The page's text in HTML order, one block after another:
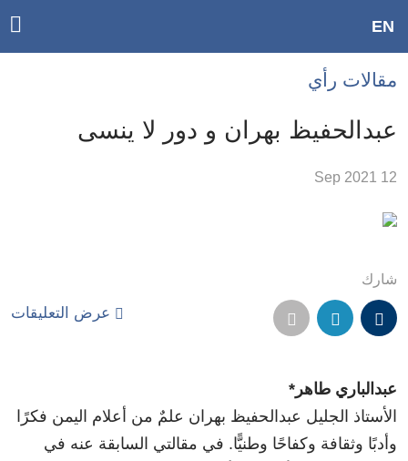
Accessibility
links
الرئيسي
to
Search
EN
مقالات رأي
عبدالحفيظ بهران و دور لا ينسى
12 Sep 2021
شارك
عرض التعليقات
عبدالباري طاهر*
الأستاذ الجليل عبدالحفيظ بهران علمٌ من أعلام اليمن فكرًا
وأدبًا وثقافة وكفاحًا وطنيًّا. في مقالتي السابقة عنه في